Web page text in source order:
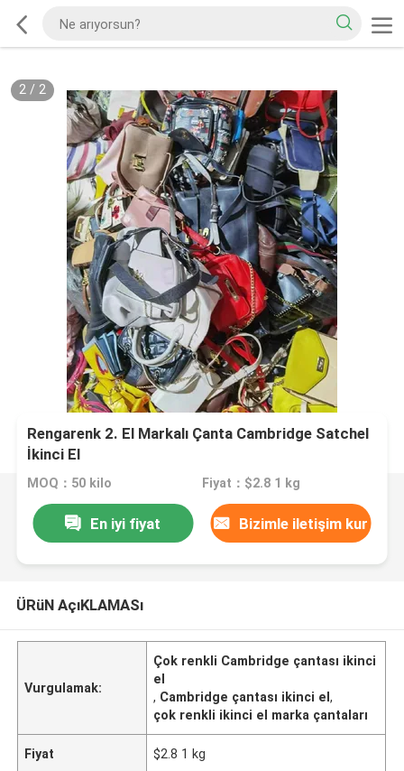
2/ 2
Rengarenk 2. El Markalı Çanta Cambridge Satchel
İkinci El
MOQ：50 kilo Fiyat：$2.8 1 kg
En iyi fiyat Bizimle iletişim kur
ÜRüN AçıKLAMASı
Vurgulamak:
Çok renkli Cambridge çantası ikinci
el
, Cambridge çantası ikinci el,
çok renkli ikinci el marka çantaları
Fiyat $2.8 1 kg